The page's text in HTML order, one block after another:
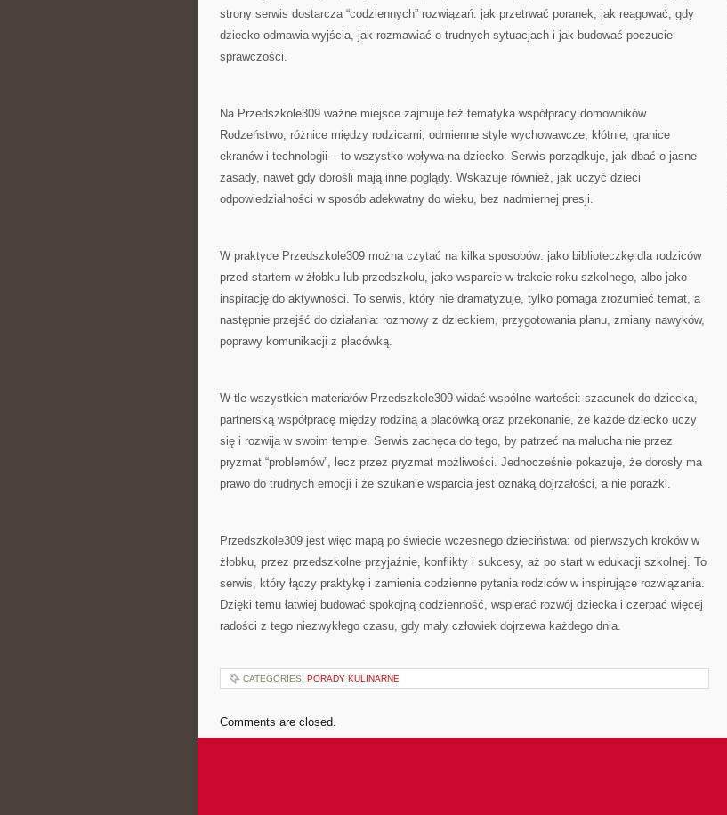
strony serwis dostarcza “codziennych” rozwiązań: jak przetrwać poranek, jak reagować, gdy
dziecko odmawia wyjścia, jak rozmawiać o trudnych sytuacjach i jak budować poczucie
sprawczości.
Na Przedszkole309 ważne miejsce zajmuje też tematyka współpracy domowników.
Rodzeństwo, różnice między rodzicami, odmienne style wychowawcze, kłótnie, granice
ekranów i technologii – to wszystko wpływa na dziecko. Serwis porządkuje, jak dbać o jasne
zasady, nawet gdy dorośli mają inne poglądy. Wskazuje również, jak uczyć dzieci
odpowiedzialności w sposób adekwatny do wieku, bez nadmiernej presji.
W praktyce Przedszkole309 można czytać na kilka sposobów: jako biblioteczkę dla rodziców
przed startem w żłobku lub przedszkolu, jako wsparcie w trakcie roku szkolnego, albo jako
inspirację do aktywności. To serwis, który nie dramatyzuje, tylko pomaga zrozumieć temat, a
następnie przejść do działania: rozmowy z dzieckiem, przygotowania planu, zmiany nawyków,
poprawy komunikacji z placówką.
W tle wszystkich materiałów Przedszkole309 widać wspólne wartości: szacunek do dziecka,
partnerską współpracę między rodziną a placówką oraz przekonanie, że każde dziecko uczy
się i rozwija w swoim tempie. Serwis zachęca do tego, by patrzeć na malucha nie przez
pryzmat “problemów”, lecz przez pryzmat możliwości. Jednocześnie pokazuje, że dorosły ma
prawo do trudnych emocji i że szukanie wsparcia jest oznaką dojrzałości, a nie porażki.
Przedszkole309 jest więc mapą po świecie wczesnego dzieciństwa: od pierwszych kroków w
żłobku, przez przedszkolne przyjaźnie, konflikty i sukcesy, aż po start w edukacji szkolnej. To
serwis, który łączy praktykę i zamienia codzienne pytania rodziców w inspirujące rozwiązania.
Dzięki temu łatwiej budować spokojną codzienność, wspierać rozwój dziecka i czerpać więcej
radości z tego niezwykłego czasu, gdy mały człowiek dojrzewa każdego dnia.
CATEGORIES: PORADY KULINARNE
Comments are closed.